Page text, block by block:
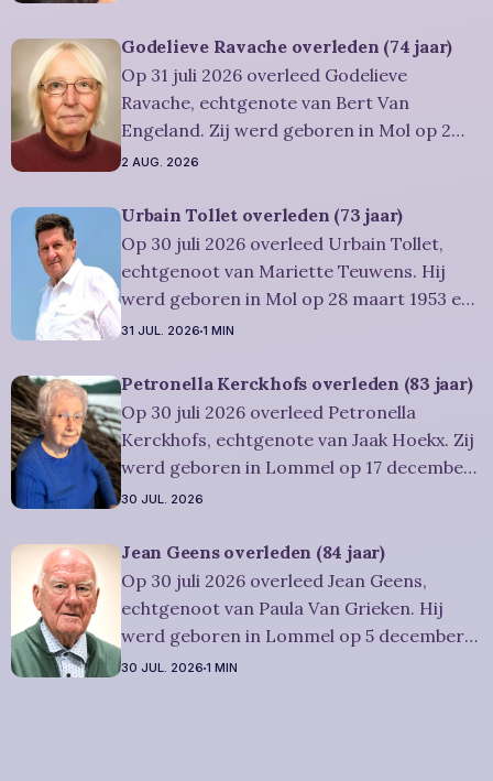
werd 84 jaar. Rouwbericht Severens: De
uitvaartdienst zal in besloten kring
plaatshebben. U kan Miet
Godelieve Ravache overleden (74 jaar)
Op 31 juli 2026 overleed Godelieve
Ravache, echtgenote van Bert Van
Engeland. Zij werd geboren in Mol op 2
juni 1952 en is overleden in Lommel op 31
werd 74 jaar. Rouwbericht Severens: De
afscheidsviering heeft plaats in besloten
kring. U kan
2 AUG. 2026
Urbain Tollet overleden (73 jaar)
Op 30 juli 2026 overleed Urbain Tollet,
echtgenoot van Mariette Teuwens. Hij
werd geboren in Mol op 28 maart 1953 en
is overleden in Overpelt op 30 juli 2026. Hij
jaar. Rouwbericht Severens: De
afscheidsviering van Urbain waarop u
vriendelijk wordt uitgenodigd, zal
31 JUL. 2026 1 MIN
Petronella Kerckhofs overleden (83 jaar)
Op 30 juli 2026 overleed Petronella
Kerckhofs, echtgenote van Jaak Hoekx. Zij
werd geboren in Lommel op 17 december
1942 en is overleden in Overpelt op 30 juli
werd 83 jaar. Rouwbericht Severens: De
afscheidsplechtígheid van Irène zal
plaatsvinden in intieme kring. Condoleren
30 JUL. 2026
Jean Geens overleden (84 jaar)
Op 30 juli 2026 overleed Jean Geens,
echtgenoot van Paula Van Grieken. Hij
werd geboren in Lommel op 5 december
1941 en is overleden in Mol op 30 juli 2026.
30 JUL. 2026 1 MIN